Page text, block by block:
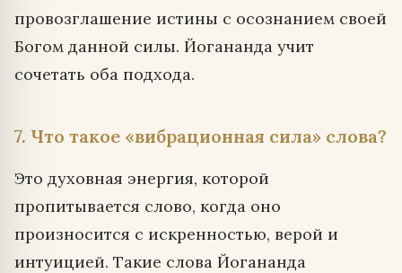
провозглашение истины с осознанием своей
Богом данной силы. Йогананда учит
сочетать оба подхода.
7. Что такое «вибрационная сила» слова?
Это духовная энергия, которой
пропитывается слово, когда оно
произносится с искренностью, верой и
интуицией. Такие слова Йогананда